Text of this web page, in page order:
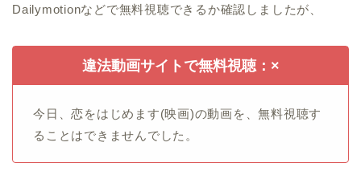
Dailymotionなどで無料視聴できるか確認しましたが、
違法動画サイトで無料視聴：×
今日、恋をはじめます(映画)の動画を、無料視聴す
ることはできませんでした。